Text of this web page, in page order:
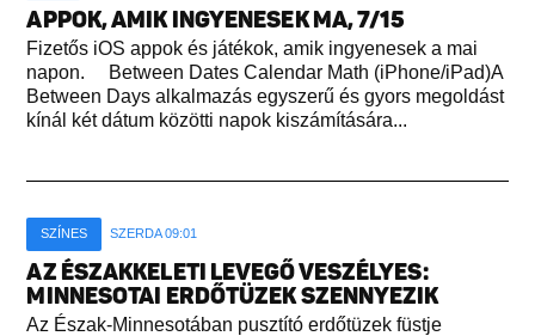
APPOK, AMIK INGYENESEK MA, 7/15
Fizetős iOS appok és játékok, amik ingyenesek a mai
napon. Between Dates Calendar Math (iPhone/iPad)A
Between Days alkalmazás egyszerű és gyors megoldást
kínál két dátum közötti napok kiszámítására...
SZÍNES SZERDA 09:01
AZ ÉSZAKKELETI LEVEGŐ VESZÉLYES:
MINNESOTAI ERDŐTÜZEK SZENNYEZIK
Az Észak-Minnesotában pusztító erdőtüzek füstje